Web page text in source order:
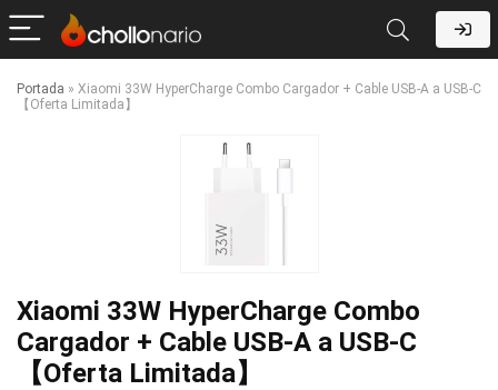
Portada » Xiaomi 33W HyperCharge Combo Cargador + Cable USB-A a USB-C
【Oferta Limitada】
Xiaomi 33W HyperCharge Combo
Cargador + Cable USB-A a USB-C
【Oferta Limitada】